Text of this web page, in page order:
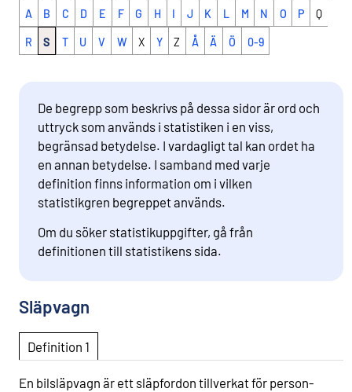
A B C D E F G H I J K L M N O P Q
R S T U V W X Y Z Å Ä Ö 0-9
De begrepp som beskrivs på dessa sidor är ord och
uttryck som används i statistiken i en viss,
begränsad betydelse. I vardagligt tal kan ordet ha
en annan betydelse. I samband med varje
definition finns information om i vilken
statistikgren begreppet används.
Om du söker statistikuppgifter, gå från
definitionen till statistikens sida.
Släpvagn
Definition 1
En bilsläpvagn är ett släpfordon tillverkat för person-